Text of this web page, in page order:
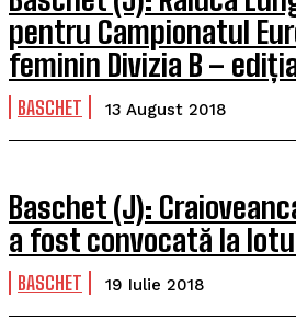
pentru Campionatul
feminin Divizia B –
BASCHET 13 August 2018
Baschet (J):
a fost convocată la
BASCHET 19 Iulie 2018